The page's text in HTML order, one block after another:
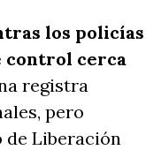
los policías
control cerca
registra
pero
Liberación